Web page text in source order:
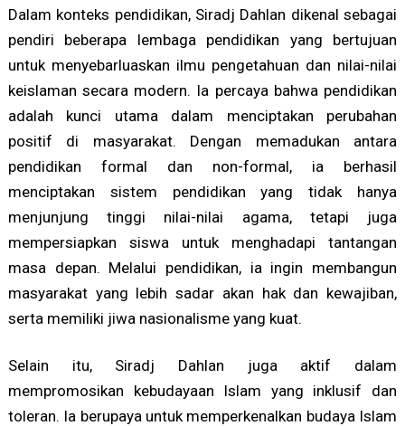
Dalam konteks pendidikan, Siradj Dahlan dikenal sebagai
pendiri beberapa lembaga pendidikan yang bertujuan
untuk menyebarluaskan ilmu pengetahuan dan nilai-nilai
keislaman secara modern. Ia percaya bahwa pendidikan
adalah kunci utama dalam menciptakan perubahan
positif di masyarakat. Dengan memadukan antara
pendidikan formal dan non-formal, ia berhasil
menciptakan sistem pendidikan yang tidak hanya
menjunjung tinggi nilai-nilai agama, tetapi juga
mempersiapkan siswa untuk menghadapi tantangan
masa depan. Melalui pendidikan, ia ingin membangun
masyarakat yang lebih sadar akan hak dan kewajiban,
serta memiliki jiwa nasionalisme yang kuat.
Selain itu, Siradj Dahlan juga aktif dalam
mempromosikan kebudayaan Islam yang inklusif dan
toleran. Ia berupaya untuk memperkenalkan budaya Islam